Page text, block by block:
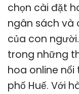
chọn cài đặt
ngân sách và
của con
trong những
hoa online
phố Huế. Với